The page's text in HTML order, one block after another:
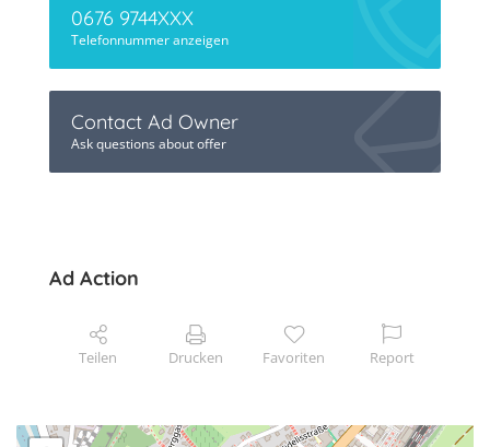
0676 9744XXX
Telefonnummer anzeigen
Contact Ad Owner
Ask questions about offer
Ad Action
Teilen Drucken Favoriten Report